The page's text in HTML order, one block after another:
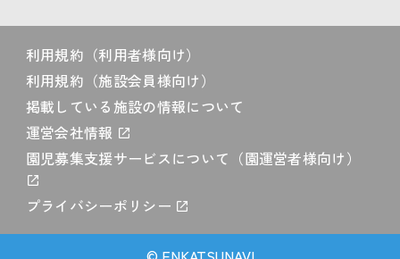
利用規約（利用者様向け）
利用規約（施設会員様向け）
掲載している施設の情報について
運営会社情報
園児募集支援サービスについて（園運営者様向け）
プライバシーポリシー